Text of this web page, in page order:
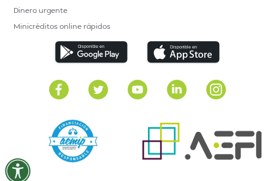
Dinero urgente
Minicréditos online rápidos